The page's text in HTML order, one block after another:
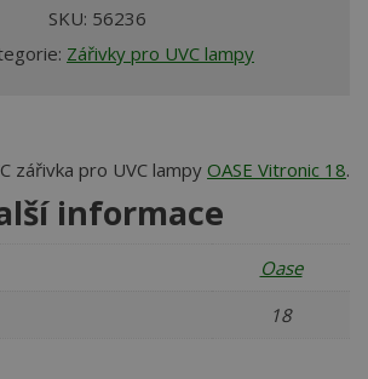
SKU: 56236
Zářivky pro UVC lampy
zářivka pro UVC lampy OASE Vitronic 18.
informace
Oase
18